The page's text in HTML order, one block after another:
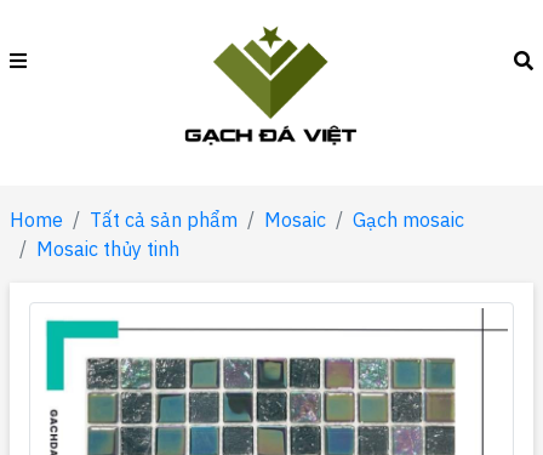
Home Tất cả sản phẩm Mosaic
Gạch mosaic
Mosaic thủy tinh